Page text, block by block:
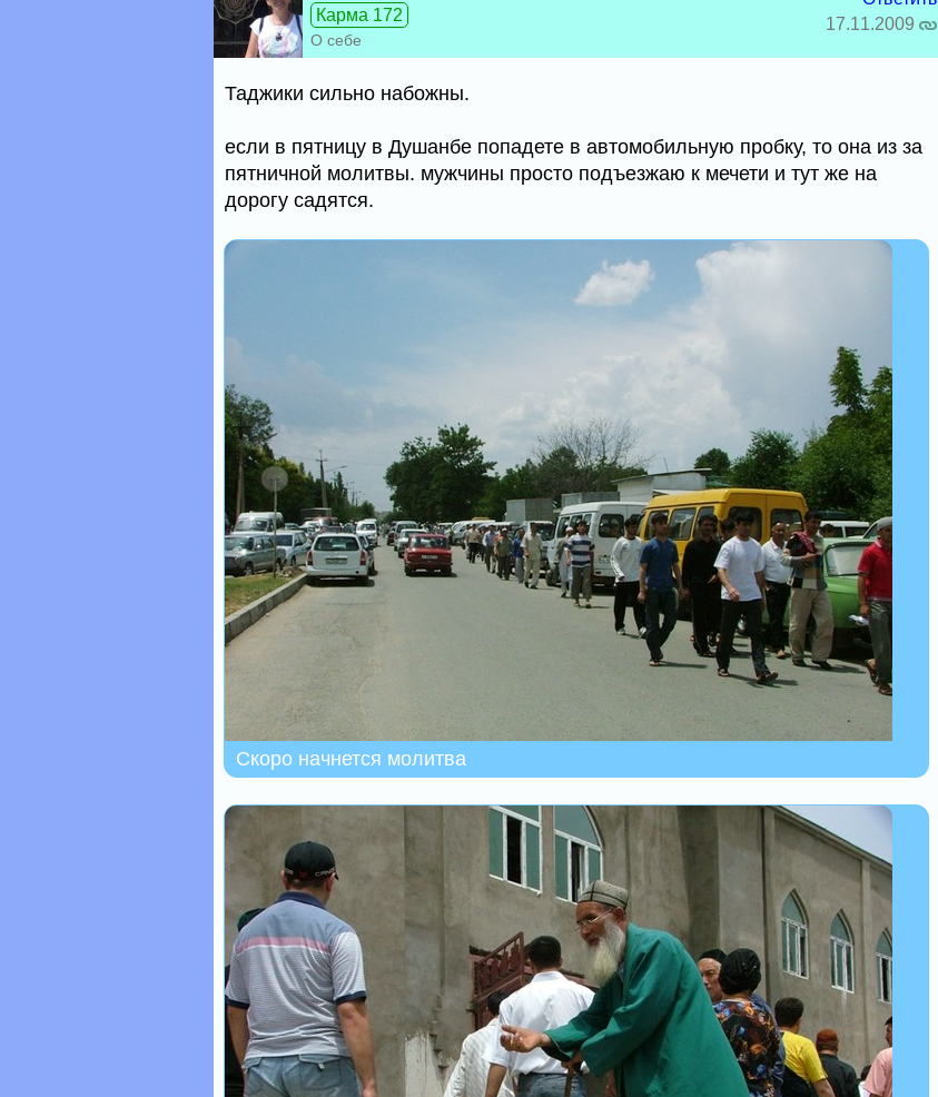
Карма 172
О себе
17.11.2009
Таджики сильно набожны.
если в пятницу в Душанбе попадете в автомобильную пробку, то она из за
пятничной молитвы. мужчины просто подъезжаю к мечети и тут же на
дорогу садятся.
Скоро начнется молитва